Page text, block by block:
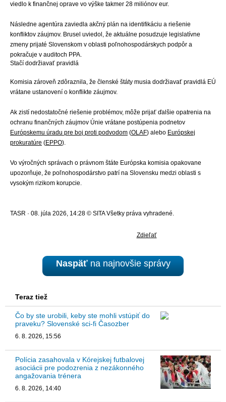
viedlo k finančnej oprave vo výške takmer 28 miliónov eur.
Následne agentúra zaviedla akčný plán na identifikáciu a riešenie
konfliktov záujmov. Brusel uviedol, že aktuálne posudzuje legislatívne
zmeny prijaté Slovenskom v oblasti poľnohospodárskych podpôr a
pokračuje v auditoch PPA.
Stačí dodržiavať pravidlá
Komisia zároveň zdôraznila, že členské štáty musia dodržiavať pravidlá EÚ
vrátane ustanovení o konflikte záujmov.
Ak zistí nedostatočné riešenie problémov, môže prijať ďalšie opatrenia na
ochranu finančných záujmov Únie vrátane postúpenia podnetov
Európskemu úradu pre boj proti podvodom (OLAF) alebo Európskej
prokuratúre (EPPO).
Vo výročných správach o právnom štáte Európska komisia opakovane
upozorňuje, že poľnohospodárstvo patrí na Slovensku medzi oblasti s
vysokým rizikom korupcie.
TASR · 08. júla 2026, 14:28 © SITA Všetky práva vyhradené.
Zdieľať
Naspäťna najnovšie správy
Teraz tiež
Čo by ste urobili, keby ste mohli vstúpiť do
praveku? Slovenské sci-fi Časozber
6. 8. 2026, 15:56
Polícia zasahovala v Kórejskej futbalovej
asociácii pre podozrenia z nezákonného
angažovania trénera
6. 8. 2026, 14:40